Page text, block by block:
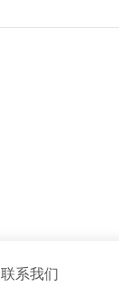
联系我们